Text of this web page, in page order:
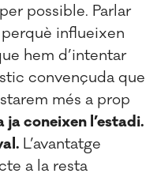
possible. Parlar
influeixen
hem d’intentar
convençuda que
més a prop
ja coneixen l’estadi.
L’avantatge
a la resta